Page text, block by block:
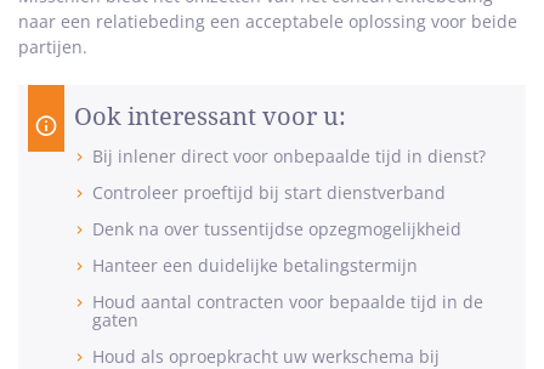
naar een relatiebeding een acceptabele oplossing voor beide
partijen.
Ook interessant voor u:
Bij inlener direct voor onbepaalde tijd in dienst?
Controleer proeftijd bij start dienstverband
Denk na over tussentijdse opzegmogelijkheid
Hanteer een duidelijke betalingstermijn
Houd aantal contracten voor bepaalde tijd in de
gaten
Houd als oproepkracht uw werkschema bij